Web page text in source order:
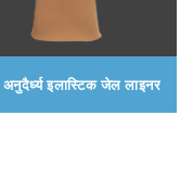
इलास्टिक जेल लाइनर